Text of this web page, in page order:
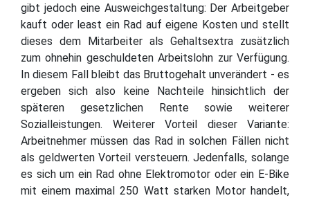
gibt jedoch eine Ausweichgestaltung: Der Arbeitgeber
kauft oder least ein Rad auf eigene Kosten und stellt
dieses dem Mitarbeiter als Gehaltsextra zusätzlich
zum ohnehin geschuldeten Arbeitslohn zur Verfügung.
In diesem Fall bleibt das Bruttogehalt unverändert - es
ergeben sich also keine Nachteile hinsichtlich der
späteren gesetzlichen Rente sowie weiterer
Sozialleistungen. Weiterer Vorteil dieser Variante:
Arbeitnehmer müssen das Rad in solchen Fällen nicht
als geldwerten Vorteil versteuern. Jedenfalls, solange
es sich um ein Rad ohne Elektromotor oder ein E-Bike
mit einem maximal 250 Watt starken Motor handelt,